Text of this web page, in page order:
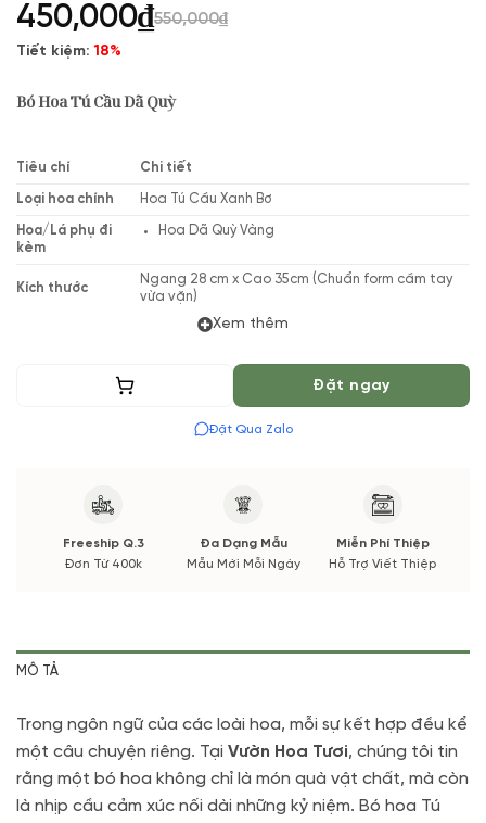
450,000₫550,000₫
Tiết kiệm:18%
Bó Hoa Tú Cầu Dã Quỳ
Tiêu chí Chi tiết
Loại hoa chính Hoa Tú Cầu Xanh Bơ
Hoa/Lá phụ đi
kèm
Hoa Dã Quỳ Vàng
Kích thước
Ngang 28 cm x Cao 35cm (Chuẩn form cầm tay
vừa vặn)
Bó hoa phong cách Hàn Quốc hiện đại, layering
Sinh nhật, Kỷ Niệm, Hẹn Hò, Tỏ Tình, Yêu Thương
Vườn Hoa Tươi
đảm bảo phong cách cắm, tone màu sắc. Nếu có thay đổi về
Hoa phụ và thời gian giao sẽ được thông báo đến Quý khách
hàng xác nhận trước khi cắm hay bó.
Xem thêm
Thêm vào giỏ Đặt ngay
Đặt Qua Zalo
Freeship Q.3
Đơn Từ 400k
Đa Dạng Mẫu
Mẫu Mới Mỗi Ngày
Miễn Phí Thiệp
Hỗ Trợ Viết Thiệp
MÔ TẢ
Trong ngôn ngữ của các loài hoa, mỗi sự kết hợp đều kể
một câu chuyện riêng. Tại Vườn Hoa Tươi, chúng tôi tin
rằng một bó hoa không chỉ là món quà vật chất, mà còn
là nhịp cầu cảm xúc nối dài những kỷ niệm. Bó hoa Tú